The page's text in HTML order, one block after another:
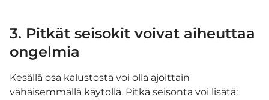
3. Pitkät seisokit voivat aiheuttaa
ongelmia
Kesällä osa kalustosta voi olla ajoittain
vähäisemmällä käytöllä. Pitkä seisonta voi lisätä: